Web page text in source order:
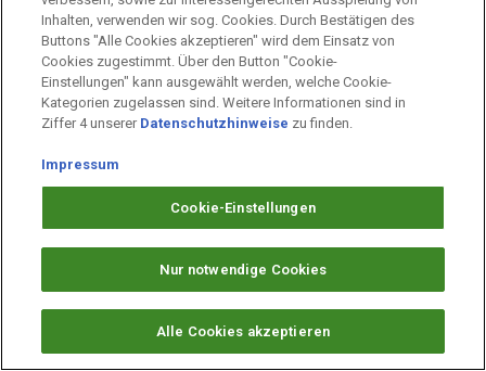
Unternehmen
Arbeiten bei PAYBACK
Fragen & Hilfe
Datenschutz
Cookie-Einstellungen
Inhalten, verwenden wir sog. Cookies. Durch Bestätigen des
Buttons "Alle Cookies akzeptieren" wird dem Einsatz von
Cookies zugestimmt. Über den Button "Cookie-
Einstellungen" kann ausgewählt werden, welche Cookie-
Kategorien zugelassen sind. Weitere Informationen sind in
Ziffer 4 unserer Datenschutzhinweise zu finden.
Impressum
Cookie-Einstellungen
Nur notwendige Cookies
Alle Cookies akzeptieren